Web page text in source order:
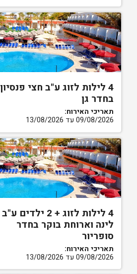
4 לילות לזוג ע"ב חצי פנסיון
בחדר גן
תאריכי האירוח:
09/08/2026 עד 13/08/2026
4 לילות לזוג + 2 ילדים ע"ב
לינה וארוחת בוקר בחדר
סופריור
תאריכי האירוח:
09/08/2026 עד 13/08/2026